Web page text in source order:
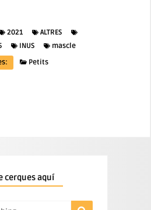
2021
ALTRES
INUS
mascle
Petits
cerques aquí